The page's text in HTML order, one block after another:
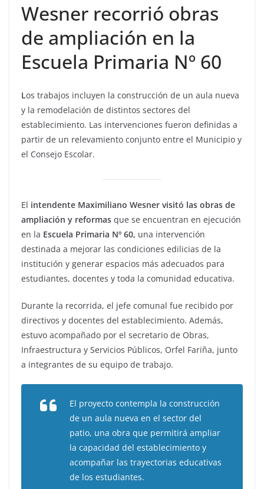
Wesner recorrió obras
de ampliación en la
Escuela Primaria Nº 60
Los trabajos incluyen la construcción de un aula nueva
y la remodelación de distintos sectores del
establecimiento. Las intervenciones fueron definidas a
partir de un relevamiento conjunto entre el Municipio y
el Consejo Escolar.
El intendente Maximiliano Wesner visitó las obras de
ampliación y reformas que se encuentran en ejecución
en la Escuela Primaria Nº 60, una intervención
destinada a mejorar las condiciones edilicias de la
institución y generar espacios más adecuados para
estudiantes, docentes y toda la comunidad educativa.
Durante la recorrida, el jefe comunal fue recibido por
directivos y docentes del establecimiento. Además,
estuvo acompañado por el secretario de Obras,
Infraestructura y Servicios Públicos, Orfel Fariña, junto
a integrantes de su equipo de trabajo.
El proyecto contempla la construcción
de un aula nueva en el sector del
patio, una obra que permitirá ampliar
la capacidad del establecimiento y
acompañar las trayectorias educativas
de los estudiantes.